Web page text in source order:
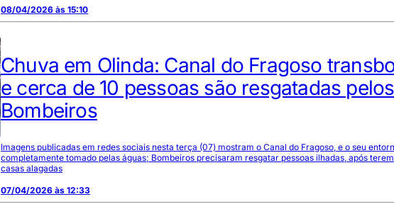
08/04/2026 às 15:10
Chuva em Olinda: Canal do Fragoso
e cerca de 10 pessoas são resgatadas pelos
Bombeiros
Imagens publicadas em redes sociais nesta terça (07) mostram o Canal do Fragoso, e o seu
completamente tomado pelas águas; Bombeiros precisaram resgatar pessoas ilhadas, após
casas alagadas
07/04/2026 às 12:33